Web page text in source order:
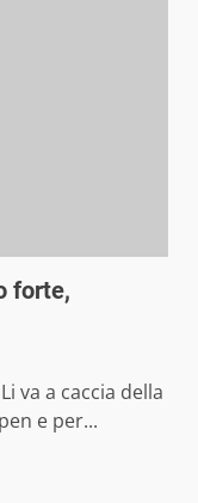
forte,
va a caccia della
e per...